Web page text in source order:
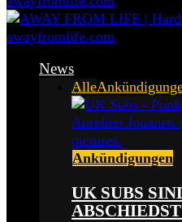
News
Alle
Ankündigungen
UK SUBS